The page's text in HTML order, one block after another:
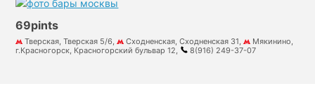
69pints
Тверская, Тверская 5/6, Сходненская, Сходненская 31,
Мякинино,
г.Красногорск, Красногорский бульвар 12,
8(916) 249-37-07